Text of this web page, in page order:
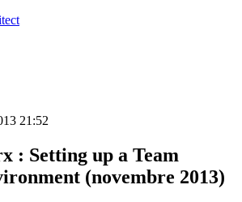
21:52
: Setting up a Team
(novembre 2013)